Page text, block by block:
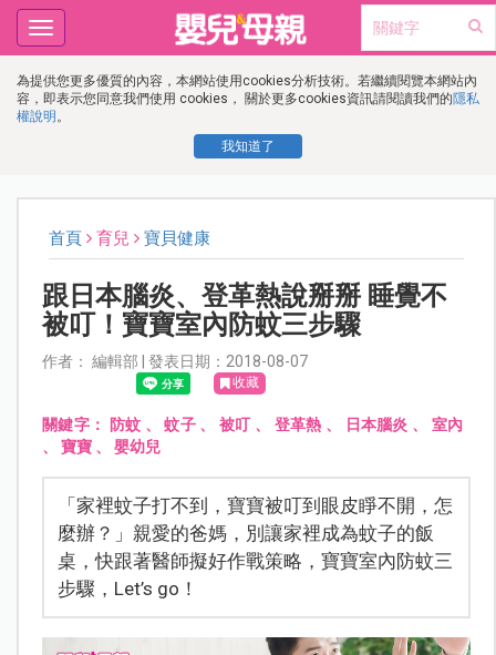
為提供您更多優質的內容，本網站使用cookies分析技術。若繼續閱覽本網站內
容，即表示您同意我們使用 cookies， 關於更多cookies資訊請閱讀我們的隱私
權說明 。
我知道了
Toggle
navigation
首頁 育兒 寶貝健康
跟日本腦炎、登革熱說掰掰 睡覺不
被叮！寶寶室內防蚊三步驟
作者： 編輯部 | 發表日期：2018-08-07
收藏
關鍵字： 防蚊 、蚊子、 被叮、 登革熱 、 日本腦炎 、 室內
、 寶寶、 嬰幼兒
「家裡蚊子打不到，寶寶被叮到眼皮睜不開，怎
麼辦？」親愛的爸媽，別讓家裡成為蚊子的飯
桌，快跟著醫師擬好作戰策略，寶寶室內防蚊三
步驟，Let’s go！